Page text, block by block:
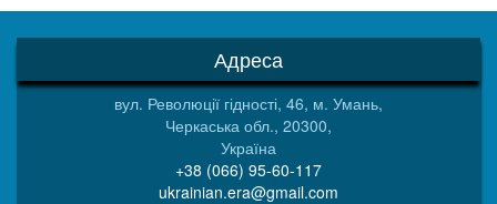
Адреса
вул. Революції гідності, 46, м. Умань,
Черкаська обл., 20300,
Україна
+38 (066) 95-60-117
ukrainian.era@gmail.com